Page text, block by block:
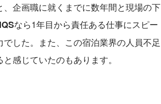
企画職に就くまでに数年間と現場の下
なら1年目から責任ある仕事にスピー
した。また、この宿泊業界の人員不足
感じていたのもあります。